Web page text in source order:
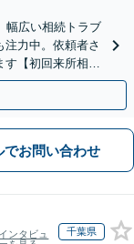
幅広い相続トラブ
注力中。依頼者さ
す【初回来所相談
でお問い合わせ
インタビュ
千葉県